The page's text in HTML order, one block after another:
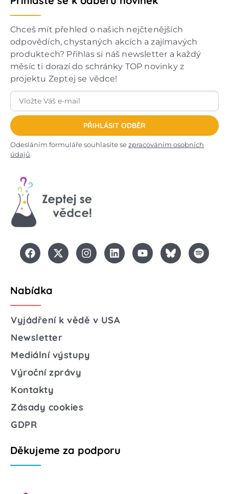
Chceš mít přehled o našich nejčtenějších
odpovědích, chystaných akcích a zajímavých
produktech? Přihlas si náš newsletter a každý
měsíc ti dorazí do schránky TOP novinky z
projektu Zeptej se vědce!
PŘIHLÁSIT ODBĚR
Odesláním formuláře souhlasíte sezpracováním osobních
údajů.
Nabídka
Vyjádření k vědě v USA
Newsletter
Mediální výstupy
Výroční zprávy
Kontakty
Zásady cookies
GDPR
Děkujeme za podporu